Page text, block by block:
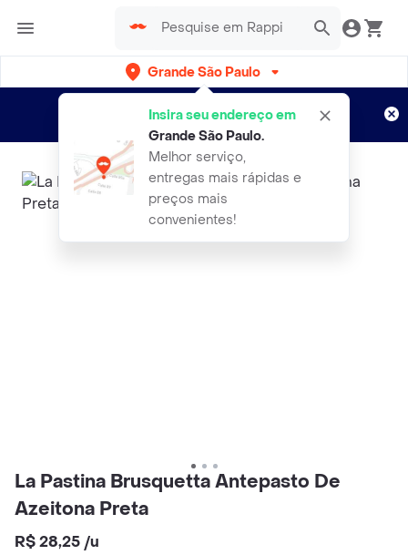
Grande São Paulo
Insira seu endereço em
Grande São Paulo.
Melhor serviço,
entregas mais rápidas e
preços mais
convenientes!
Entregas grátis por 15 dias!
Aplicam T&C
La Pastina Brusquetta Antepasto De
Azeitona Preta
R$ 28,25 /u